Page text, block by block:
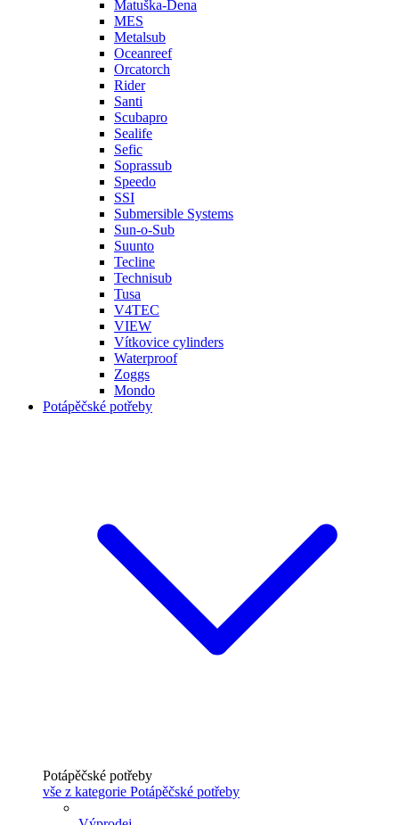
Matuška-Dena
MES
Metalsub
Oceanreef
Orcatorch
Rider
Santi
Scubapro
Sealife
Sefic
Soprassub
Speedo
SSI
Submersible Systems
Sun-o-Sub
Suunto
Tecline
Technisub
Tusa
V4TEC
VIEW
Vítkovice cylinders
Waterproof
Zoggs
Mondo
Potápěčské potřeby
Potápěčské potřeby
vše z kategorie Potápěčské potřeby